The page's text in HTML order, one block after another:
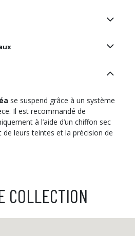
se suspend grâce à un système
Il est recommandé de
à l’aide d’un chiffon sec
de leurs teintes et la précision de
COLLECTION